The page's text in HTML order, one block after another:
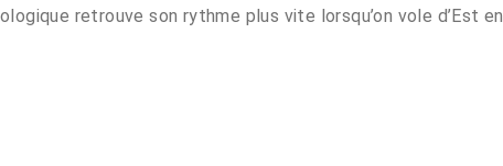
retrouve son rythme plus vite lorsqu’on vole d’Est en